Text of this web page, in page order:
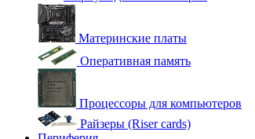
Материнские платы
Оперативная память
Процессоры для компьютеров
Райзеры (Riser cards)